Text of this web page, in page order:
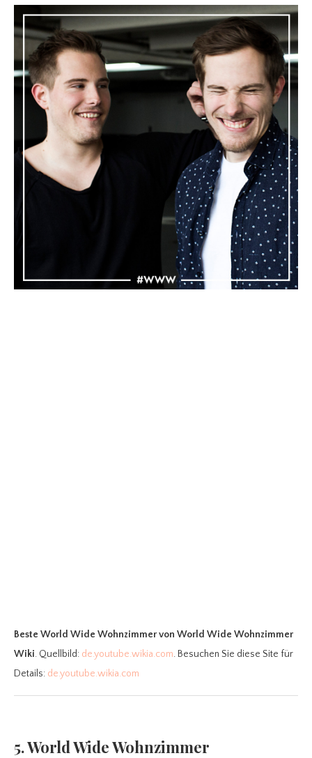
Beste World Wide Wohnzimmervon World Wide Wohnzimmer
Wiki. Quellbild: de.youtube.wikia.com. Besuchen Sie diese Site für
Details: de.youtube.wikia.com
5. World Wide Wohnzimmer